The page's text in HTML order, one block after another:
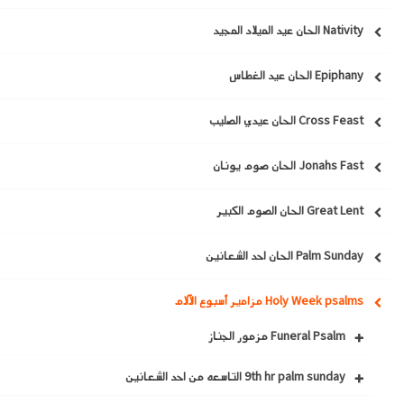
Nativity الحان عيد الميلاد المجيد
Epiphany الحان عيد الغطاس
Cross Feast الحان عيدي الصليب
Jonahs Fast الحان صوم يونان
Great Lent الحان الصوم الكبير
Palm Sunday الحان احد الشعانين
Holy Week psalms مزامير أسبوع الآلام
Funeral Psalm مزمور الجناز
9th hr palm sunday التاسعه من احد الشعانين